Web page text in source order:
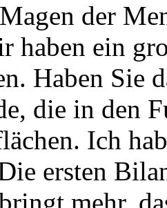
der
haben ein
Haben Sie
die in den
Ich
ersten